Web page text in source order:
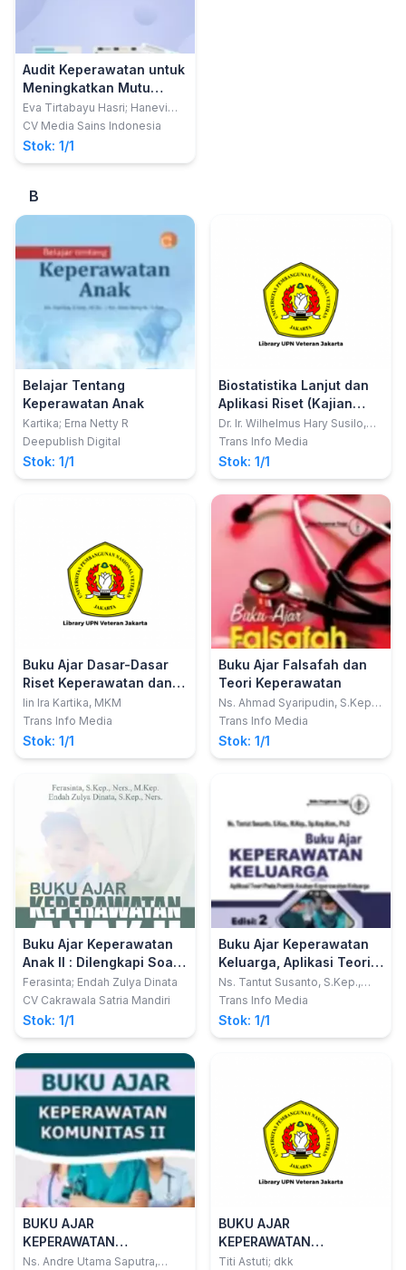
Audit Keperawatan untuk
Meningkatkan Mutu
Pelayanan Keperawatan
Eva Tirtabayu Hasri; Hanevi
Djasri
CV Media Sains Indonesia
Stok: 1/1
B
Belajar Tentang
Keperawatan Anak
Kartika; Erna Netty R
Deepublish Digital
Stok: 1/1
Biostatistika Lanjut dan
Aplikasi Riset (Kajian
Medikal Bedah pada Ilmu
Keperawatan dengan
Analisis Uji Beda, Regresi
Linier Berganda dan
Regresi Logistik Aplikasi
Program SPSS)
Dr. Ir. Wilhelmus Hary Susilo,
MM, IAI; Prof. Dr. M. Havidz
MAN
Trans Info Media
Stok: 1/1
Buku Ajar Dasar-Dasar
Riset Keperawatan dan
Pengolahan Data
Statistik
Iin Ira Kartika, MKM
Trans Info Media
Stok: 1/1
Buku Ajar Falsafah dan
Teori Keperawatan
Ns. Ahmad Syaripudin, S.Kep.,
M.M., M.Kep.; Ika Nurfajriyani,
Trans Info Media
Stok: 1/1
Buku Ajar Keperawatan
Anak II : Dilengkapi Soal
UKOM Keperawatan Anak
Ferasinta; Endah Zulya Dinata
CV Cakrawala Satria Mandiri
Stok: 1/1
Buku Ajar Keperawatan
Keluarga, Aplikasi Teori
pada Praktik Asuhan
Keperawatan Keluarga -
Edisi Dua
Ns. Tantut Susanto, S.Kep.,
M.Kep., Sp.Kep.Kom., Ph.D.
Trans Info Media
Stok: 1/1
BUKU AJAR
KEPERAWATAN
KOMUNITAS II
Ns. Andre Utama Saputra,
BUKU AJAR
KEPERAWATAN
MATERNITAS (Sesuai RPS
Titi Astuti; dkk